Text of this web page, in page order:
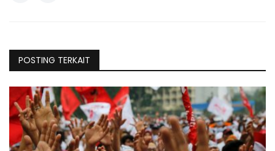
POSTING TERKAIT